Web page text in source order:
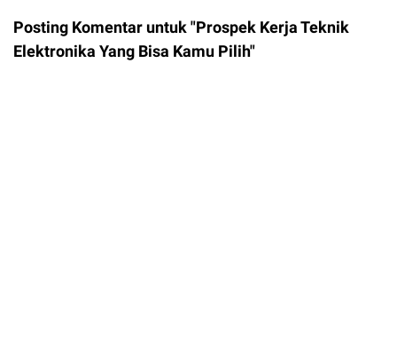
Posting Komentar untuk "Prospek Kerja Teknik
Elektronika Yang Bisa Kamu Pilih"